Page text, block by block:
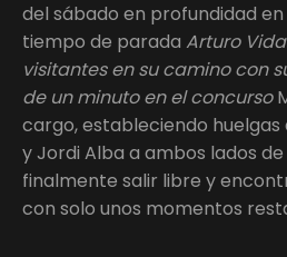
del sábado en profundidad
tiempo de parada Arturo
visitantes en su camino con
de un minuto en el concurso
cargo, estableciendo
y Jordi Alba a ambos lados
finalmente salir libre y
con solo unos momentos